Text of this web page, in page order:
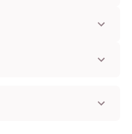
でも安心してお使いいただ